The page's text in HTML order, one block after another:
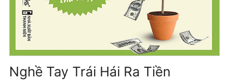
Nghề Tay Trái Hái Ra Tiền